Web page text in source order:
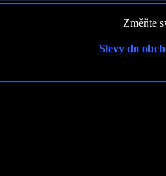
Změňte
Slevy do